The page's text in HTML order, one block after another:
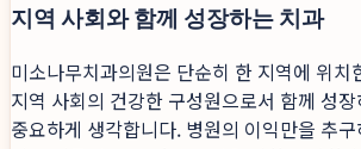
지역 사회와 함께 성장하는 치과
미소나무치과의원은 단순히 한 지역에 위치
지역 사회의 건강한 구성원으로서 함께 성
중요하게 생각합니다. 병원의 이익만을 추